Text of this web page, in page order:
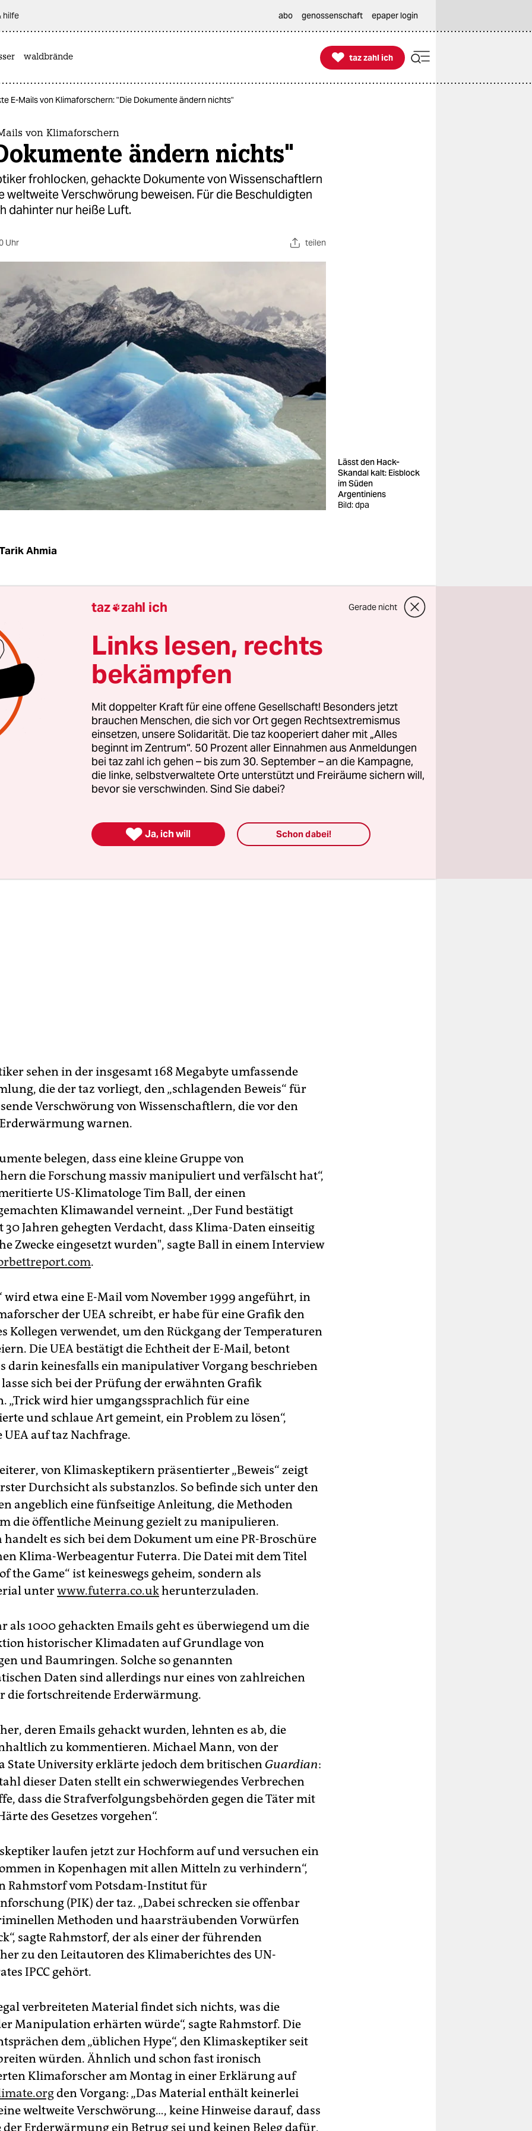
hilfe abo genossenschaft epaper login
waldbrände 
taz zahl ich
taz zahl ich
E-Mails von Klimaforschern: "Die Dokumente ändern nichts"
von Klimaforschern
ändern nichts"
frohlocken, gehackte Dokumente von Wissenschaftlern
weltweite Verschwörung beweisen. Für die Beschuldigten
dahinter nur heiße Luft.
Uhr teilen
Lässt den Hack-
Skandal kalt: Eisblock
im Süden
Argentiniens
Bild: dpa
Ahmia
| Zwei Wochen vor dem Beginn der Weltklimakonferenz in
sind 1100 Emails und rund 3400 interne Dokumente von
illegal über das Internet verbreitet worden.
der University von East Anglia (UEA) bestätigte der taz,
Material sei von einem Server der ‚Climate Research
wurden. „Da es sich um eine Straftat handelt, haben
Ermittlungen eingeleitet“, erklärte eine Sprecherin der
und Berichte waren anonym auf der
www.noconsensus.wordpress.com
Mit dem ausgewählten Material solle ein Licht auf die
sehen in der insgesamt 168 Megabyte umfassende
die der taz vorliegt, den „schlagenden Beweis“ für
Verschwörung von Wissenschaftlern, die vor den
warnen.
belegen, dass eine kleine Gruppe von
die Forschung massiv manipuliert und verfälscht hat“,
US-Klimatologe Tim Ball, der einen
Klimawandel verneint. „Der Fund bestätigt
30 Jahren gehegten Verdacht, dass Klima-Daten einseitig
Zwecke eingesetzt wurden", sagte Ball in einem Interview
.
wird etwa eine E-Mail vom November 1999 angeführt, in
der UEA schreibt, er habe für eine Grafik den
Kollegen verwendet, um den Rückgang der Temperaturen
Die UEA bestätigt die Echtheit der E-Mail, betont
darin keinesfalls ein manipulativer Vorgang beschrieben
lasse sich bei der Prüfung der erwähnten Grafik
„Trick wird hier umgangssprachlich für eine
und schlaue Art gemeint, ein Problem zu lösen“,
auf taz Nachfrage.
von Klimaskeptikern präsentierter „Beweis“ zeigt
Durchsicht als substanzlos. So befinde sich unter den
angeblich eine fünfseitige Anleitung, die Methoden
die öffentliche Meinung gezielt zu manipulieren.
handelt es sich bei dem Dokument um eine PR-Broschüre
Klima-Werbeagentur Futerra. Die Datei mit dem Titel
the Game“ ist keineswegs geheim, sondern als
unterwww.futerra.co.ukherunterzuladen.
als 1000 gehackten Emails geht es überwiegend um die
historischer Klimadaten auf Grundlage von
und Baumringen. Solche so genannten
Daten sind allerdings nur eines von zahlreichen
die fortschreitende Erderwärmung.
deren Emails gehackt wurden, lehnten es ab, die
zu kommentieren. Michael Mann, von der
State University erklärte jedoch dem britischenGuardian:
dieser Daten stellt ein schwerwiegendes Verbrechen
dass die Strafverfolgungsbehörden gegen die Täter mit
des Gesetzes vorgehen“.
laufen jetzt zur Hochform auf und versuchen ein
in Kopenhagen mit allen Mitteln zu verhindern“,
Rahmstorf vom Potsdam-Institut für
(PIK) der taz. „Dabei schrecken sie offenbar
Methoden und haarsträubenden Vorwürfen
sagte Rahmstorf, der als einer der führenden
zu den Leitautoren des Klimaberichtes des UN-
IPCC gehört.
verbreiteten Material findet sich nichts, was die
Manipulation erhärten würde“, sagte Rahmstorf. Die
dem „üblichen Hype“, den Klimaskeptiker seit
würden. Ähnlich und schon fast ironisch
Klimaforscher am Montag in einer Erklärung auf
den Vorgang: „Das Material enthält keinerlei
weltweite Verschwörung…, keine Hinweise darauf, dass
der Erderwärmung ein Betrug sei und keinen Beleg dafür,
taz zahl ich Gerade nicht
Links lesen, rechts
bekämpfen
Mit doppelter Kraft für eine offene Gesellschaft! Besonders jetzt
brauchen Menschen, die sich vor Ort gegen Rechtsextremismus
einsetzen, unsere Solidarität. Die taz kooperiert daher mit „Alles
beginnt im Zentrum“. 50 Prozent aller Einnahmen aus Anmeldungen
bei taz zahl ich gehen – bis zum 30. September – an die Kampagne,
die linke, selbstverwaltete Orte unterstützt und Freiräume sichern will,
bevor sie verschwinden. Sind Sie dabei?
 Ja, ich will Schon dabei!